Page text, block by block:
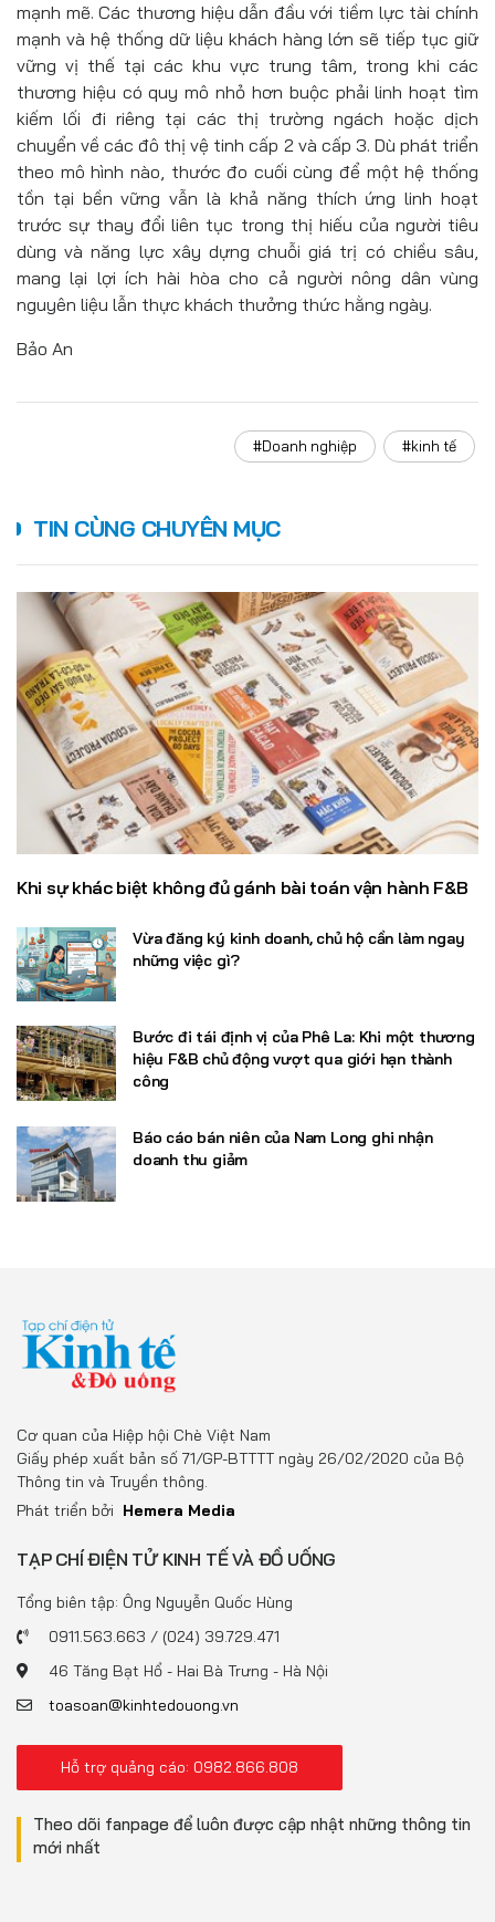
mạnh mẽ. Các thương hiệu dẫn đầu với tiềm lực tài chính
mạnh và hệ thống dữ liệu khách hàng lớn sẽ tiếp tục giữ
vững vị thế tại các khu vực trung tâm, trong khi các
thương hiệu có quy mô nhỏ hơn buộc phải linh hoạt tìm
kiếm lối đi riêng tại các thị trường ngách hoặc dịch
chuyển về các đô thị vệ tinh cấp 2 và cấp 3. Dù phát triển
theo mô hình nào, thước đo cuối cùng để một hệ thống
tồn tại bền vững vẫn là khả năng thích ứng linh hoạt
trước sự thay đổi liên tục trong thị hiếu của người tiêu
dùng và năng lực xây dựng chuỗi giá trị có chiều sâu,
mang lại lợi ích hài hòa cho cả người nông dân vùng
nguyên liệu lẫn thực khách thưởng thức hằng ngày.
Bảo An
#Doanh nghiệp #kinh tế
TIN CÙNG CHUYÊN MỤC
Khi sự khác biệt không đủ gánh bài toán vận hành F&B
Vừa đăng ký kinh doanh, chủ hộ cần làm ngay
những việc gì?
Bước đi tái định vị của Phê La: Khi một thương
hiệu F&B chủ động vượt qua giới hạn thành
công
Báo cáo bán niên của Nam Long ghi nhận
doanh thu giảm
Cơ quan của Hiệp hội Chè Việt Nam
Giấy phép xuất bản số 71/GP-BTTTT ngày 26/02/2020 của Bộ
Thông tin và Truyền thông.
Phát triển bởi Hemera Media
TẠP CHÍ ĐIỆN TỬ KINH TẾ VÀ ĐỒ UỐNG
Tổng biên tập: Ông Nguyễn Quốc Hùng
0911.563.663 / (024) 39.729.471
46 Tăng Bạt Hổ - Hai Bà Trưng - Hà Nội
toasoan@kinhtedouong.vn
Hỗ trợ quảng cáo: 0982.866.808
Theo dõi fanpage để luôn được cập nhật những thông tin
mới nhất